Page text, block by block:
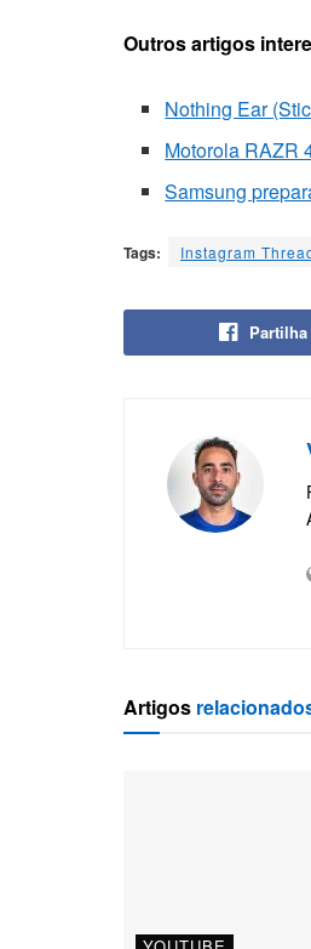
Outros artigos
Nothing Ear
Motorola RAZR
Samsung
Tags: Instagram
Partilha
Artigos